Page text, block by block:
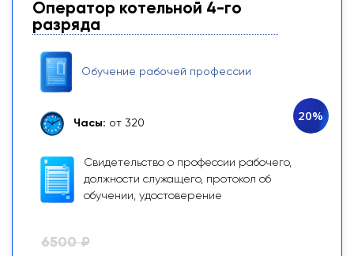
Оператор котельной 4-го
разряда
Обучение рабочей профессии
Часы: от 320
Свидетельство о профессии рабочего,
должности служащего, протокол об
обучении, удостоверение
20%
6500 ₽